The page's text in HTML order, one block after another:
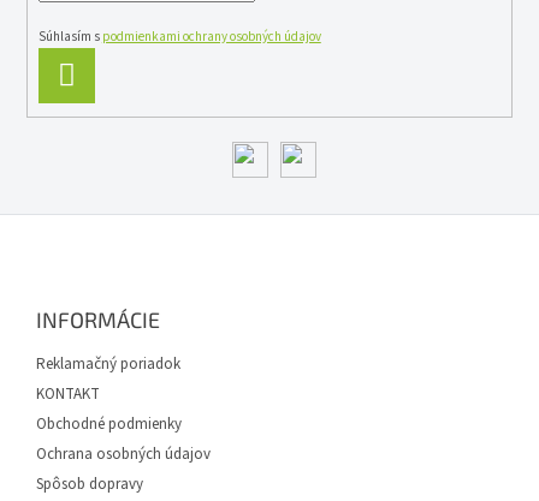
Súhlasím s podmienkami ochrany osobných údajov
SA
INFORMÁCIE
Reklamačný poriadok
KONTAKT
Obchodné podmienky
Ochrana osobných údajov
Spôsob dopravy